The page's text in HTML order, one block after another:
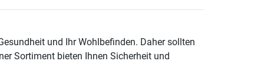
und Ihr Wohlbefinden. Daher sollten
Sortiment bieten Ihnen Sicherheit und